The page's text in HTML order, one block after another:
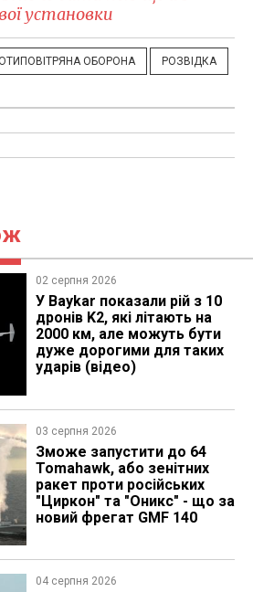
установки
ОБОРОНА РОЗВІДКА
02 серпня 2026
У Baykar показали рій з 10
дронів K2, які літають на
2000 км, але можуть бути
дуже дорогими для таких
ударів (відео)
03 серпня 2026
Зможе запустити до 64
Tomahawk, або зенітних
ракет проти російських
"Циркон" та "Оникс" - що за
новий фрегат GMF 140
04 серпня 2026